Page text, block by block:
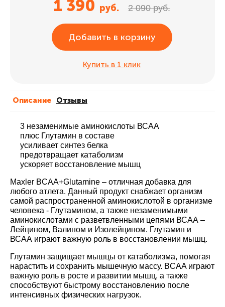
1 390 руб. 2 090 руб.
Добавить в корзину
Купить в 1 клик
Описание Отзывы
3 незаменимые аминокислоты ВСАА
плюс Глутамин в составе
усиливает синтез белка
предотвращает катаболизм
ускоряет восстановление мышц
Maxler BCAA+Glutamine – отличная добавка для
любого атлета. Данный продукт снабжает организм
самой распространенной аминокислотой в организме
человека - Глутамином, а также незаменимыми
аминокислотами с разветвленными цепями ВСАА –
Лейцином, Валином и Изолейцином. Глутамин и
ВСАА играют важную роль в восстановлении мышц.
Глутамин защищает мышцы от катаболизма, помогая
нарастить и сохранить мышечную массу. BCAA играют
важную роль в росте и развитии мышц, а также
способствуют быстрому восстановлению после
интенсивных физических нагрузок.